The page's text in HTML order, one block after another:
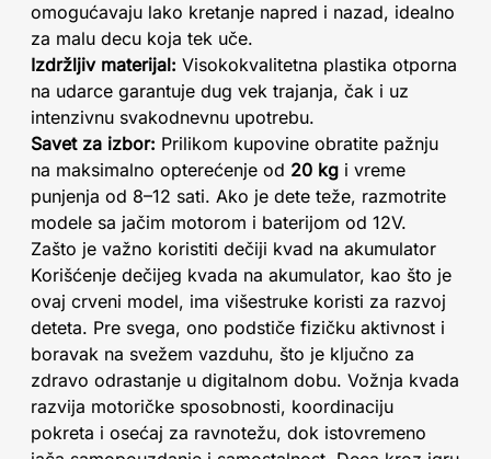
omogućavaju lako kretanje napred i nazad, idealno
za malu decu koja tek uče.
Izdržljiv materijal: Visokokvalitetna plastika otporna
na udarce garantuje dug vek trajanja, čak i uz
intenzivnu svakodnevnu upotrebu.
Savet za izbor: Prilikom kupovine obratite pažnju
na maksimalno opterećenje od 20 kg i vreme
punjenja od 8–12 sati. Ako je dete teže, razmotrite
modele sa jačim motorom i baterijom od 12V.
Zašto je važno koristiti dečiji kvad na akumulator
Korišćenje dečijeg kvada na akumulator, kao što je
ovaj crveni model, ima višestruke koristi za razvoj
deteta. Pre svega, ono podstiče fizičku aktivnost i
boravak na svežem vazduhu, što je ključno za
zdravo odrastanje u digitalnom dobu. Vožnja kvada
razvija motoričke sposobnosti, koordinaciju
pokreta i osećaj za ravnotežu, dok istovremeno